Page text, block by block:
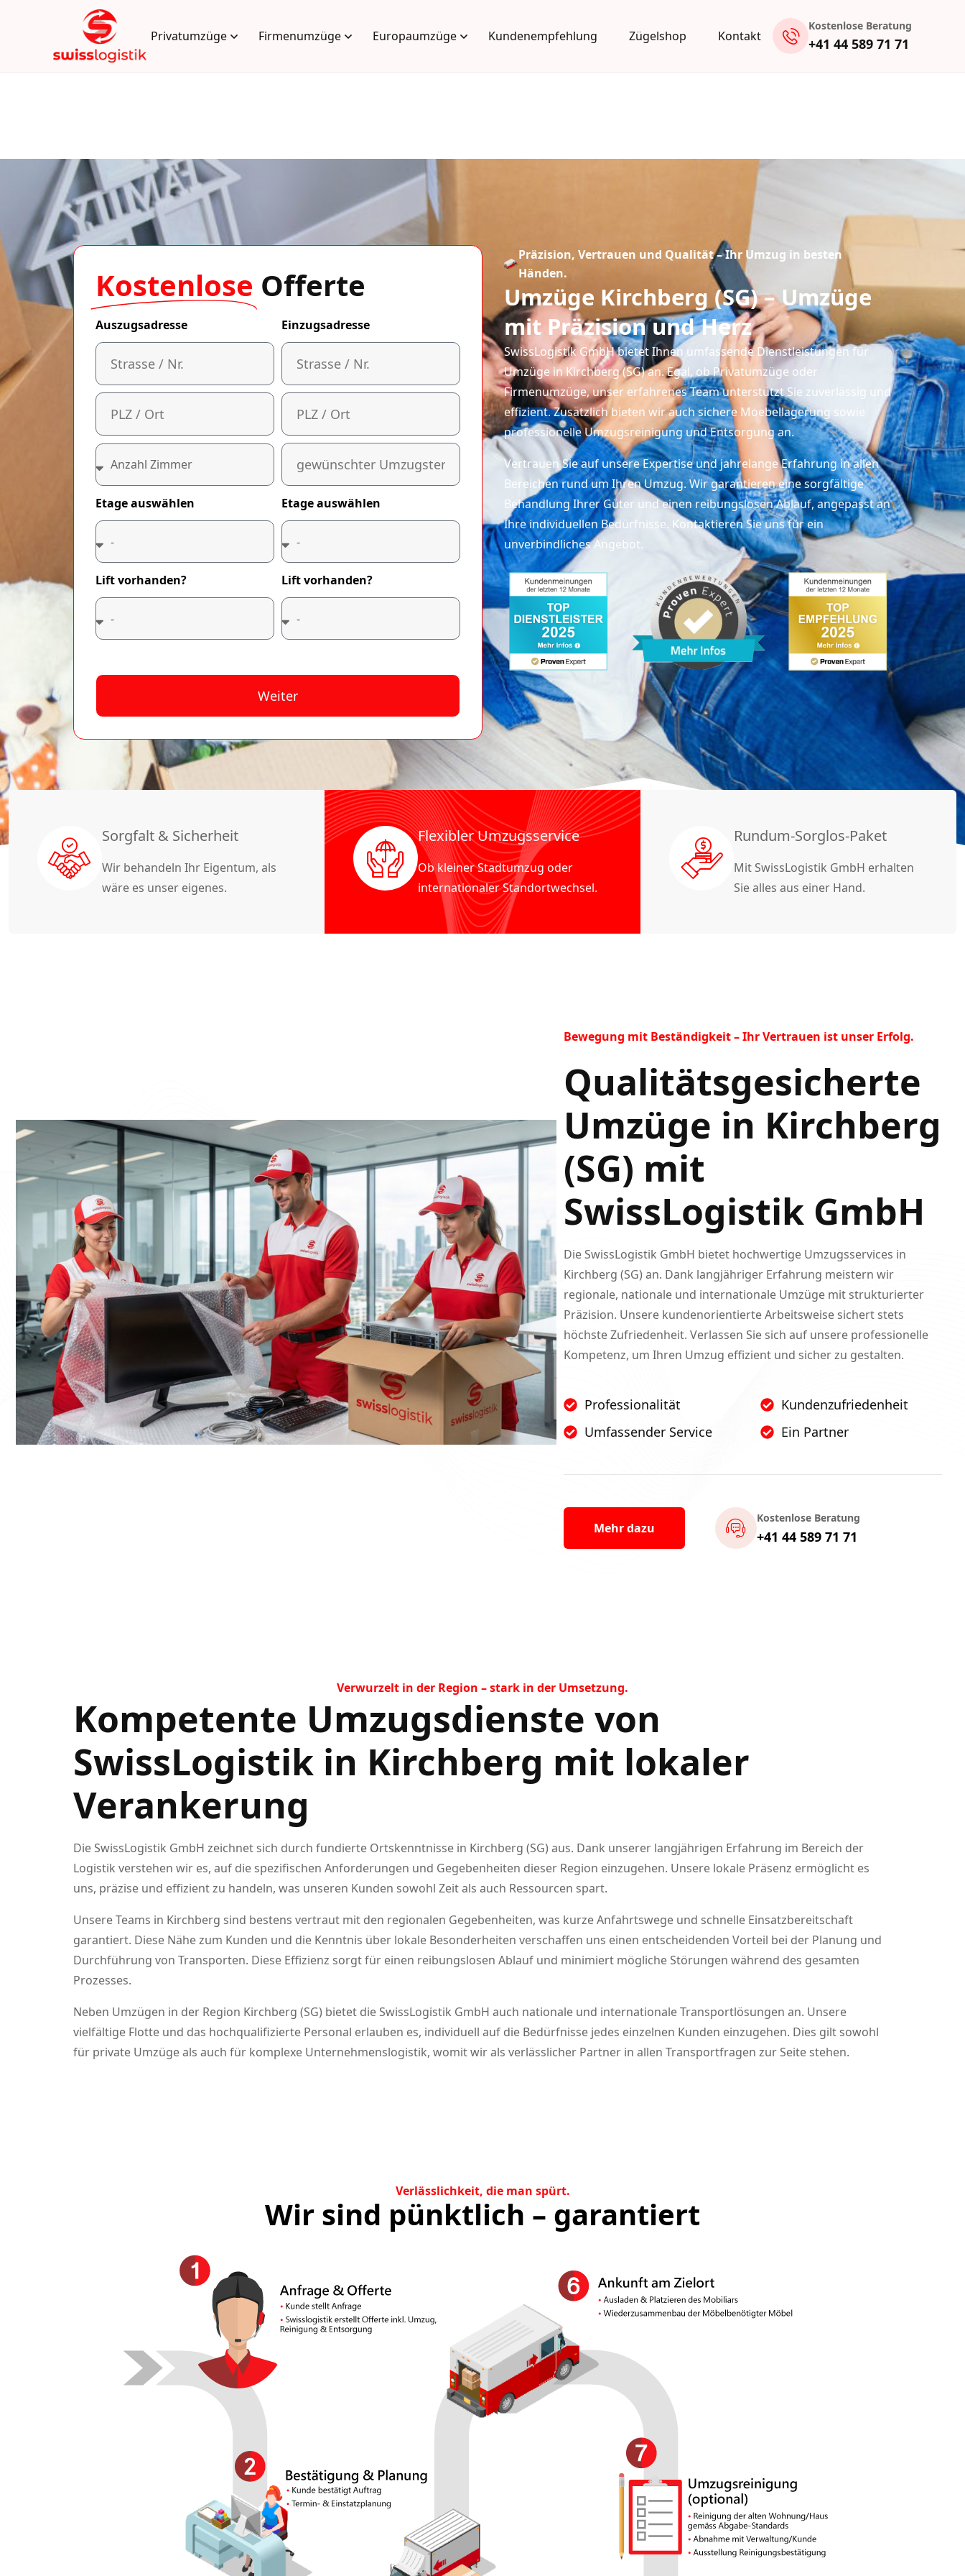
Privatumzüge Firmenumzüge Europaumzüge Kundenempfehlung Zügelshop Kontakt
Kostenlose Beratung
+41 44 589 71 71
Kostenlose Offerte
Auszugsadresse Einzugsadresse
Etage auswählen Etage auswählen
Lift vorhanden? Lift vorhanden?
Weiter
Präzision, Vertrauen und Qualität – Ihr Umzug in besten
Händen.
Umzüge Kirchberg (SG) – Umzüge
mit Präzision und Herz
SwissLogistik GmbH bietet Ihnen umfassende Dienstleistungen für
Umzüge in Kirchberg (SG) an. Egal, ob Privatumzüge oder
Firmenumzüge, unser erfahrenes Team unterstützt Sie zuverlässig und
effizient. Zusätzlich bieten wir auch sichere Moebellagerung sowie
professionelle Umzugsreinigung und Entsorgung an.
Vertrauen Sie auf unsere Expertise und jahrelange Erfahrung in allen
Bereichen rund um Ihren Umzug. Wir garantieren eine sorgfältige
Behandlung Ihrer Güter und einen reibungslosen Ablauf, angepasst an
Ihre individuellen Bedürfnisse. Kontaktieren Sie uns für ein
unverbindliches Angebot.
Sorgfalt & Sicherheit
Wir behandeln Ihr Eigentum, als
wäre es unser eigenes.
Flexibler Umzugsservice
Ob kleiner Stadtumzug oder
internationaler Standortwechsel.
Rundum-Sorglos-Paket
Mit SwissLogistik GmbH erhalten
Sie alles aus einer Hand.
Bewegung mit Beständigkeit – Ihr Vertrauen ist unser Erfolg.
Qualitätsgesicherte
Umzüge in Kirchberg
(SG) mit
SwissLogistik GmbH
Die SwissLogistik GmbH bietet hochwertige Umzugsservices in
Kirchberg (SG) an. Dank langjähriger Erfahrung meistern wir
regionale, nationale und internationale Umzüge mit strukturierter
Präzision. Unsere kundenorientierte Arbeitsweise sichert stets
höchste Zufriedenheit. Verlassen Sie sich auf unsere professionelle
Kompetenz, um Ihren Umzug effizient und sicher zu gestalten.
Professionalität
Umfassender Service
Kundenzufriedenheit
Ein Partner
Mehr dazu
Kostenlose Beratung
+41 44 589 71 71
Verwurzelt in der Region – stark in der Umsetzung.
Kompetente Umzugsdienste von
SwissLogistik in Kirchberg mit lokaler
Verankerung
Die SwissLogistik GmbH zeichnet sich durch fundierte Ortskenntnisse in Kirchberg (SG) aus. Dank unserer langjährigen Erfahrung im Bereich der
Logistik verstehen wir es, auf die spezifischen Anforderungen und Gegebenheiten dieser Region einzugehen. Unsere lokale Präsenz ermöglicht es
uns, präzise und effizient zu handeln, was unseren Kunden sowohl Zeit als auch Ressourcen spart.
Unsere Teams in Kirchberg sind bestens vertraut mit den regionalen Gegebenheiten, was kurze Anfahrtswege und schnelle Einsatzbereitschaft
garantiert. Diese Nähe zum Kunden und die Kenntnis über lokale Besonderheiten verschaffen uns einen entscheidenden Vorteil bei der Planung und
Durchführung von Transporten. Diese Effizienz sorgt für einen reibungslosen Ablauf und minimiert mögliche Störungen während des gesamten
Prozesses.
Neben Umzügen in der Region Kirchberg (SG) bietet die SwissLogistik GmbH auch nationale und internationale Transportlösungen an. Unsere
vielfältige Flotte und das hochqualifizierte Personal erlauben es, individuell auf die Bedürfnisse jedes einzelnen Kunden einzugehen. Dies gilt sowohl
für private Umzüge als auch für komplexe Unternehmenslogistik, womit wir als verlässlicher Partner in allen Transportfragen zur Seite stehen.
Verlässlichkeit, die man spürt.
Wir sind pünktlich – garantiert